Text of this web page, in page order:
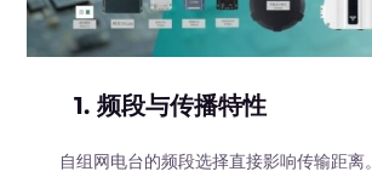
1.频段与传播特性
自组网电台的频段选择直接影响传输距离